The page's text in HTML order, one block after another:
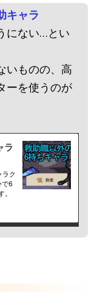
キャラ
にない…とい
いものの、高
ーを使うのが